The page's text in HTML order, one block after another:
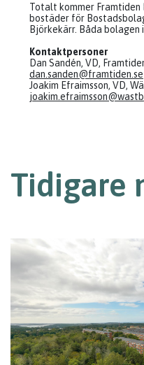
Totalt kommer Framtiden
bostäder för
Björkekärr. Båda bolagen
Kontaktpersoner
Dan Sandén, VD,
dan.sanden@framtiden.se
Joakim Efraimsson, VD,
Tidigare